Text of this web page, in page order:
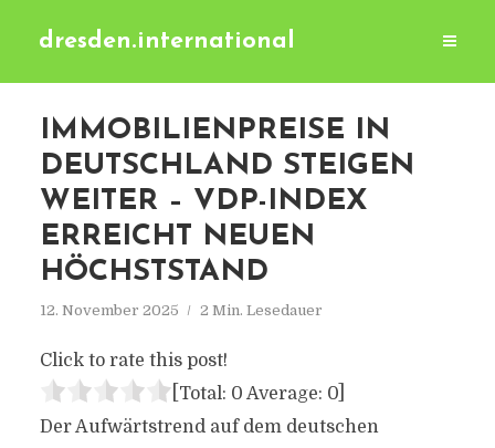
dresden.international
IMMOBILIENPREISE IN
DEUTSCHLAND STEIGEN
WEITER – VDP-INDEX
ERREICHT NEUEN
HÖCHSTSTAND
12. November 2025 2 Min. Lesedauer
Click to rate this post!
[Total: 0 Average: 0]
Der Aufwärtstrend auf dem deutschen